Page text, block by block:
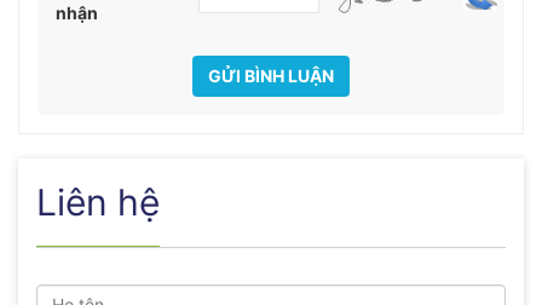
nhận
GỬI BÌNH LUẬN
Liên hệ